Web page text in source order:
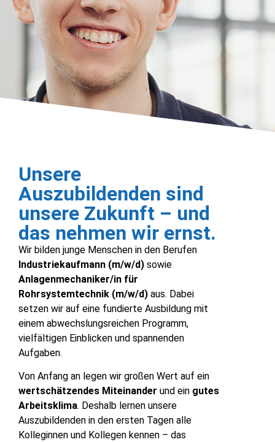
Unsere
Auszubildenden sind
unsere Zukunft – und
das nehmen wir ernst.
Wir bilden junge Menschen in den Berufen
Industriekaufmann (m/w/d) sowie
Anlagenmechaniker/in für
Rohrsystemtechnik (m/w/d) aus. Dabei
setzen wir auf eine fundierte Ausbildung mit
einem abwechslungsreichen Programm,
vielfältigen Einblicken und spannenden
Aufgaben.
Von Anfang an legen wir großen Wert auf ein
wertschätzendes Miteinander und ein gutes
Arbeitsklima. Deshalb lernen unsere
Auszubildenden in den ersten Tagen alle
Kolleginnen und Kollegen kennen – das